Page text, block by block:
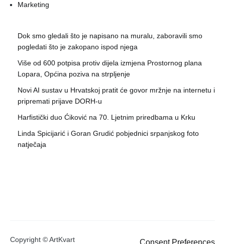
Marketing
Dok smo gledali što je napisano na muralu, zaboravili smo
pogledati što je zakopano ispod njega
Više od 600 potpisa protiv dijela izmjena Prostornog plana
Lopara, Općina poziva na strpljenje
Novi AI sustav u Hrvatskoj pratit će govor mržnje na internetu i
pripremati prijave DORH-u
Harfistički duo Ćiković na 70. Ljetnim priredbama u Krku
Linda Spicijarić i Goran Grudić pobjednici srpanjskog foto
natječaja
Copyright © ArtKvart Consent Preferences